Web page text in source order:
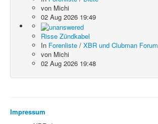
von Michi
02 Aug 2026 19:49
Risse Zündkabel
In Forenliste / XBR und Clubman Forum
von Michi
02 Aug 2026 19:48
Impressum